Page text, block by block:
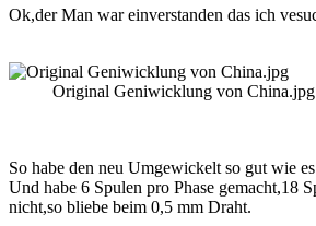
Ok,der Man war einverstanden das ich
Original Geniwicklung von
So habe den neu Umgewickelt so gut wie
Und habe 6 Spulen pro Phase gemacht,18
nicht,so bliebe beim 0,5 mm Draht.